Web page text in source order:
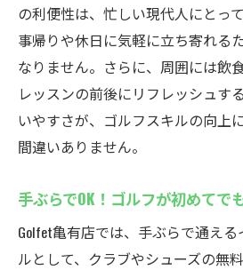
の利便性は、忙しい現代人にとっ
事帰りや休日に気軽に立ち寄れる
なりません。さらに、周囲には飲
レッスンの前後にリフレッシュす
いやすさが、ゴルフスキルの向上
間違いありません。
手ぶらでOK！ゴルフが初めてで
Golfet亀有店では、手ぶらで通え
ルとして、クラブやシューズの無